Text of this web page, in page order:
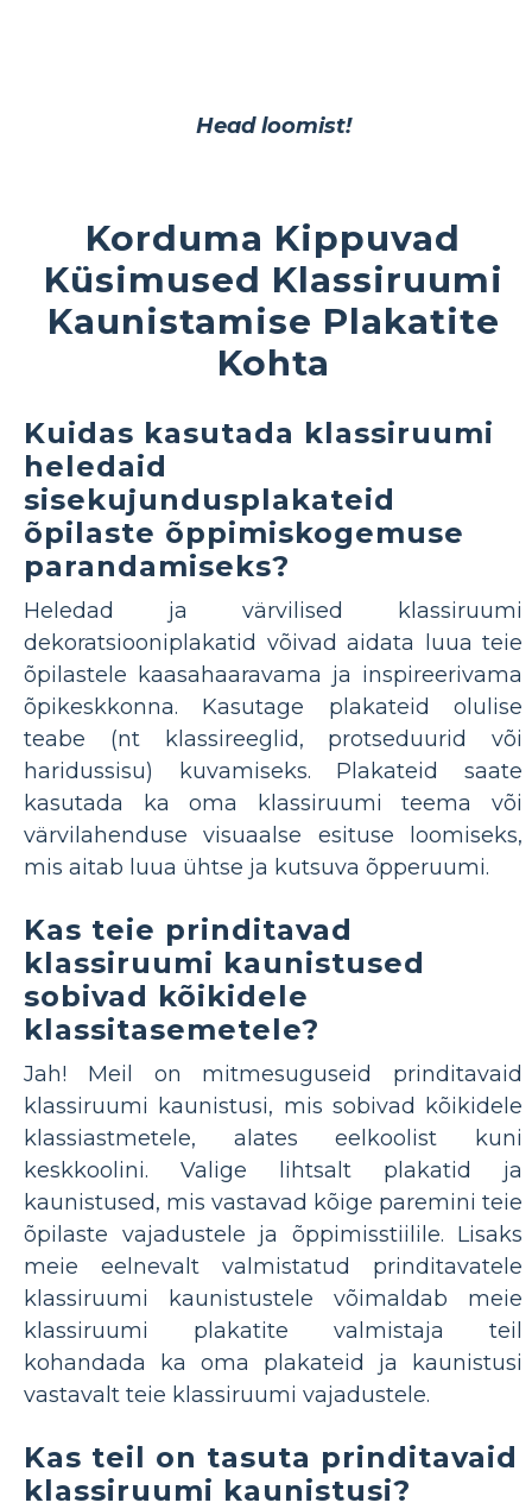
Head loomist!
Korduma Kippuvad
Küsimused Klassiruumi
Kaunistamise Plakatite
Kohta
Kuidas kasutada klassiruumi
heledaid
sisekujundusplakateid
õpilaste õppimiskogemuse
parandamiseks?
Heledad ja värvilised klassiruumi
dekoratsiooniplakatid võivad aidata luua teie
õpilastele kaasahaaravama ja inspireerivama
õpikeskkonna. Kasutage plakateid olulise
teabe (nt klassireeglid, protseduurid või
haridussisu) kuvamiseks. Plakateid saate
kasutada ka oma klassiruumi teema või
värvilahenduse visuaalse esituse loomiseks,
mis aitab luua ühtse ja kutsuva õpperuumi.
Kas teie prinditavad
klassiruumi kaunistused
sobivad kõikidele
klassitasemetele?
Jah! Meil on mitmesuguseid prinditavaid
klassiruumi kaunistusi, mis sobivad kõikidele
klassiastmetele, alates eelkoolist kuni
keskkoolini. Valige lihtsalt plakatid ja
kaunistused, mis vastavad kõige paremini teie
õpilaste vajadustele ja õppimisstiilile. Lisaks
meie eelnevalt valmistatud prinditavatele
klassiruumi kaunistustele võimaldab meie
klassiruumi plakatite valmistaja teil
kohandada ka oma plakateid ja kaunistusi
vastavalt teie klassiruumi vajadustele.
Kas teil on tasuta prinditavaid
klassiruumi kaunistusi?